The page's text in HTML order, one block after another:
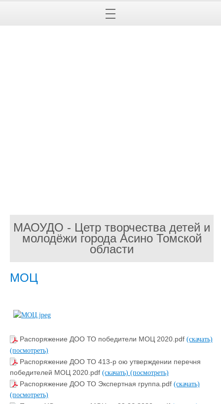
МАОУДО - Цетр творчества детей и
молодёжи города Асино Томской
области
МОЦ
Распоряжение ДОО ТО победители МОЦ 2020.pdf (скачать)
(посмотреть)
Распоряжение ДОО ТО 413-р ою утверждении перечня
победителей МОЦ 2020.pdf (скачать) (посмотреть)
Распоряжение ДОО ТО Экспертная группа.pdf (скачать)
(посмотреть)